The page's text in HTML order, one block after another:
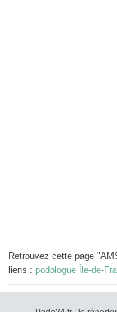
Retrouvez cette page
liens : podologue Île-de-